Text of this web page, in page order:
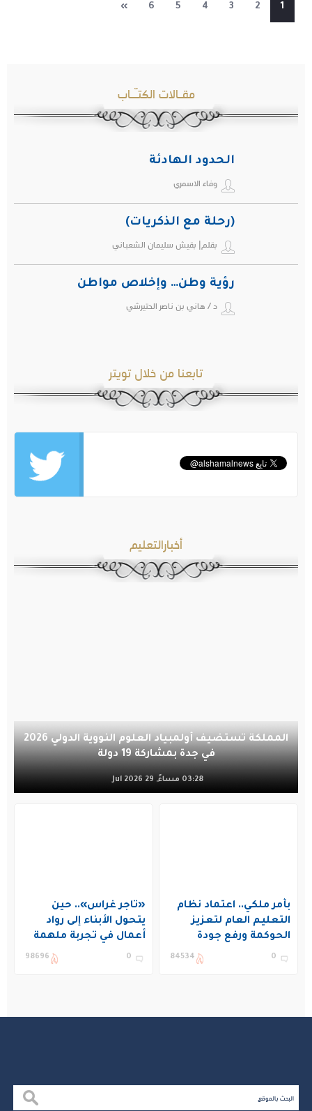
1
2
3
4
5
6
»
مقـالات الكتـّـاب
الحدود الهادئة
وفاء الاسمري
(رحلة مع الذكريات)
بقلم| بقيش سليمان الشعباني
رؤية وطن… وإخلاص مواطن
د / هاني بن ناصر الحتيرشي
تابعنا من خلال تويتر
أخبارالتعليم
المملكة تستضيف أولمبياد العلوم النووية الدولي 2026
في جدة بمشاركة 19 دولة
03:28 مساءً, 29 Jul 2026
بأمر ملكي.. اعتماد نظام
التعليم العام لتعزيز
الحوكمة ورفع جودة
التعليم في المملكة
0
84534
«تاجر غراس».. حين
يتحول الأبناء إلى رواد
أعمال في تجربة ملهمة
بنادي غراس الصيفي
0
98696